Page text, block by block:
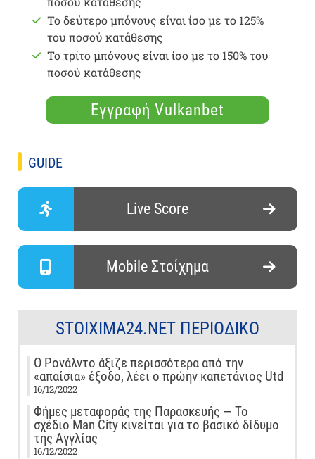
Το δεύτερο μπόνους είναι ίσο με το 125%
του ποσού κατάθεσης
Το τρίτο μπόνους είναι ίσο με το 150% του
ποσού κατάθεσης
Εγγραφή Vulkanbet
GUIDE
Live Score
Mobile Στοίχημα
STOIXIMA24.NET ΠΕΡΙΟΔΙΚΌ
Ο Ρονάλντο άξιζε περισσότερα από την
«απαίσια» έξοδο, λέει ο πρώην καπετάνιος Utd
16/12/2022
Φήμες μεταφοράς της Παρασκευής — Το
σχέδιο Man City κινείται για το βασικό δίδυμο
της Αγγλίας
16/12/2022